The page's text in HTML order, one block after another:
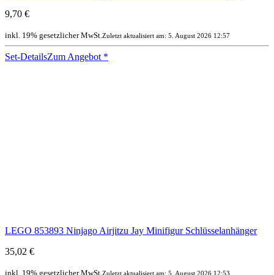
9,70 €
inkl. 19% gesetzlicher MwSt.Zuletzt aktualisiert am: 5. August 2026 12:57
Set-DetailsZum Angebot *
LEGO 853893 Ninjago Airjitzu Jay Minifigur Schlüsselanhänger
35,02 €
inkl. 19% gesetzlicher MwSt.Zuletzt aktualisiert am: 5. August 2026 12:53